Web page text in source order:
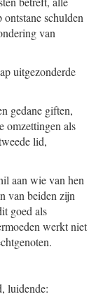
ontstane schulden
van
uitgezonderde
gedane giften,
omzettingen als
lid,
aan wie van hen
van beiden zijn
goed als
werkt niet
luidende: